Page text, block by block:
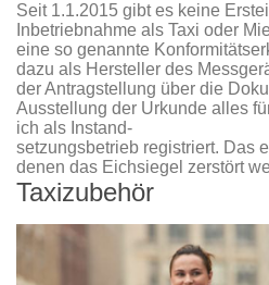
Seit 1.1.2015 gibt es keine
Inbetriebnahme als Taxi oder
eine so genannte
dazu als Hersteller des
der Antragstellung über die
Ausstellung der Urkunde alles
ich als Instand-
setzungsbetrieb registriert. Das
denen das Eichsiegel zerstört
Taxizubehör